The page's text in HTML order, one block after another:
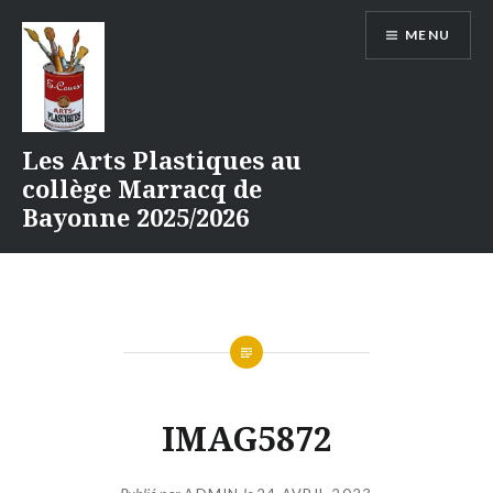
contenu
Les Arts Plastiques au
collège Marracq de
Bayonne 2025/2026
MENU
IMAG5872